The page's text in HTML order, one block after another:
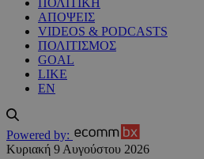
ΠΟΛΙΤΙΚΗ
ΑΠΟΨΕΙΣ
VIDEOS & PODCASTS
ΠΟΛΙΤΙΣΜΟΣ
GOAL
LIKE
EN
Powered by:
Κυριακή 9 Αυγούστου 2026